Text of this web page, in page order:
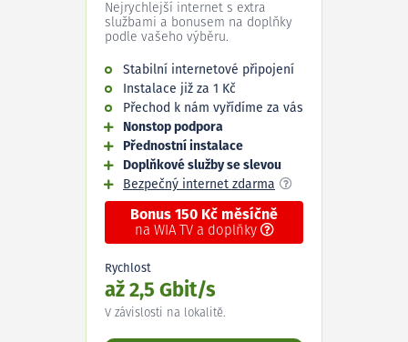
Nejrychlejší internet s extra
službami a bonusem na doplňky
podle vašeho výběru.
Stabilní internetové připojení
Instalace již za 1 Kč
Přechod k nám vyřídíme za vás
Nonstop podpora
Přednostní instalace
Doplňkové služby se slevou
Bezpečný internet zdarma
Bonus 150 Kč měsíčně
na WIA TV a doplňky
Rychlost
až 2,5 Gbit/s
V závislosti na lokalitě.